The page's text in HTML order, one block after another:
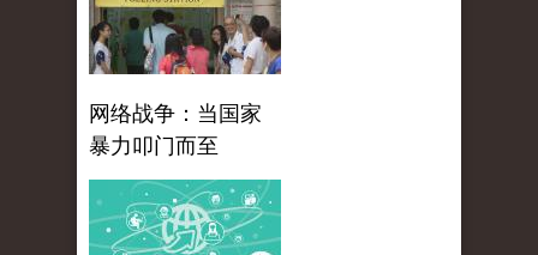
网络战争：当国家
暴力叩门而至